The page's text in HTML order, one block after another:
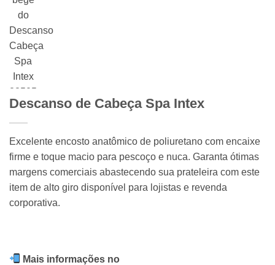
Descanso de Cabeça Spa Intex
Excelente encosto anatômico de poliuretano com encaixe
firme e toque macio para pescoço e nuca. Garanta ótimas
margens comerciais abastecendo sua prateleira com este
item de alto giro disponível para lojistas e revenda
corporativa.
Mais informações no